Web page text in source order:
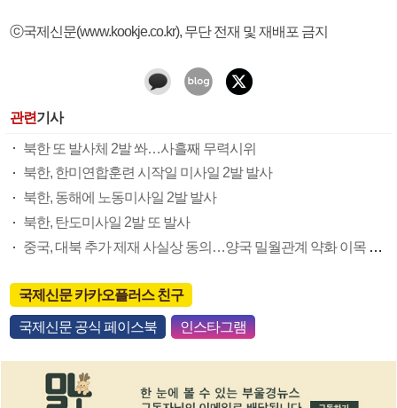
ⓒ국제신문(www.kookje.co.kr), 무단 전재 및 재배포 금지
관련기사
북한 또 발사체 2발 쏴…사흘째 무력시위
북한, 한미연합훈련 시작일 미사일 2발 발사
북한, 동해에 노동미사일 2발 발사
북한, 탄도미사일 2발 또 발사
중국, 대북 추가 제재 사실상 동의…양국 밀월관계 약화 이목 집중
국제신문 카카오플러스 친구
국제신문 공식 페이스북 인스타그램